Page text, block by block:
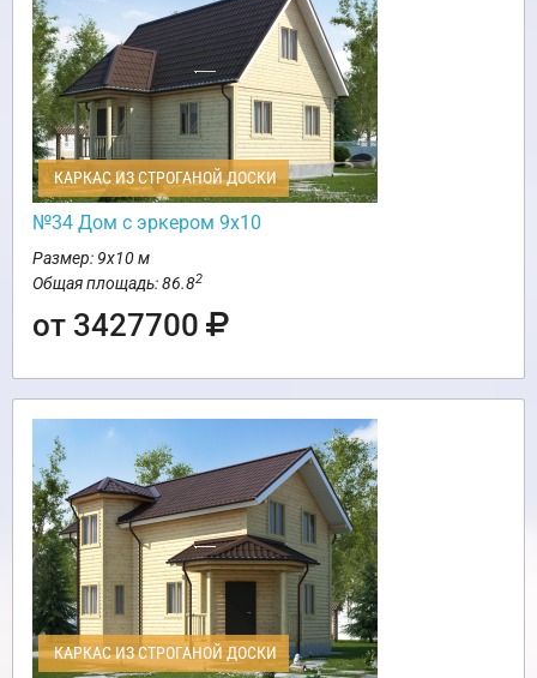
КАРКАС ИЗ СТРОГАНОЙ ДОСКИ
№34 Дом с эркером 9х10
Размер: 9х10 м
Общая площадь: 86.82
от 3427700
КАРКАС ИЗ СТРОГАНОЙ ДОСКИ